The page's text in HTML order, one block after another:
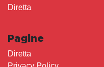
Diretta
Pagine
Diretta